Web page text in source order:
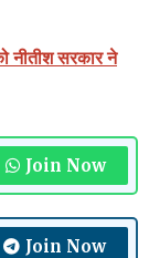
नीतीश सरकार ने
Join Now
Join Now